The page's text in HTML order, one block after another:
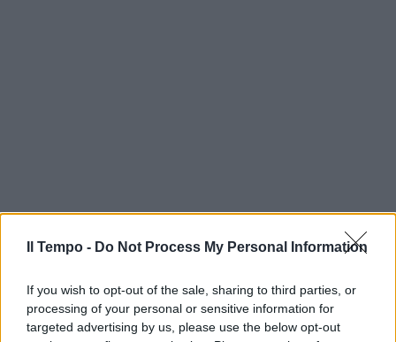
Il Tempo - Do Not Process My Personal Information
If you wish to opt-out of the sale, sharing to third parties, or
processing of your personal or sensitive information for
targeted advertising by us, please use the below opt-out